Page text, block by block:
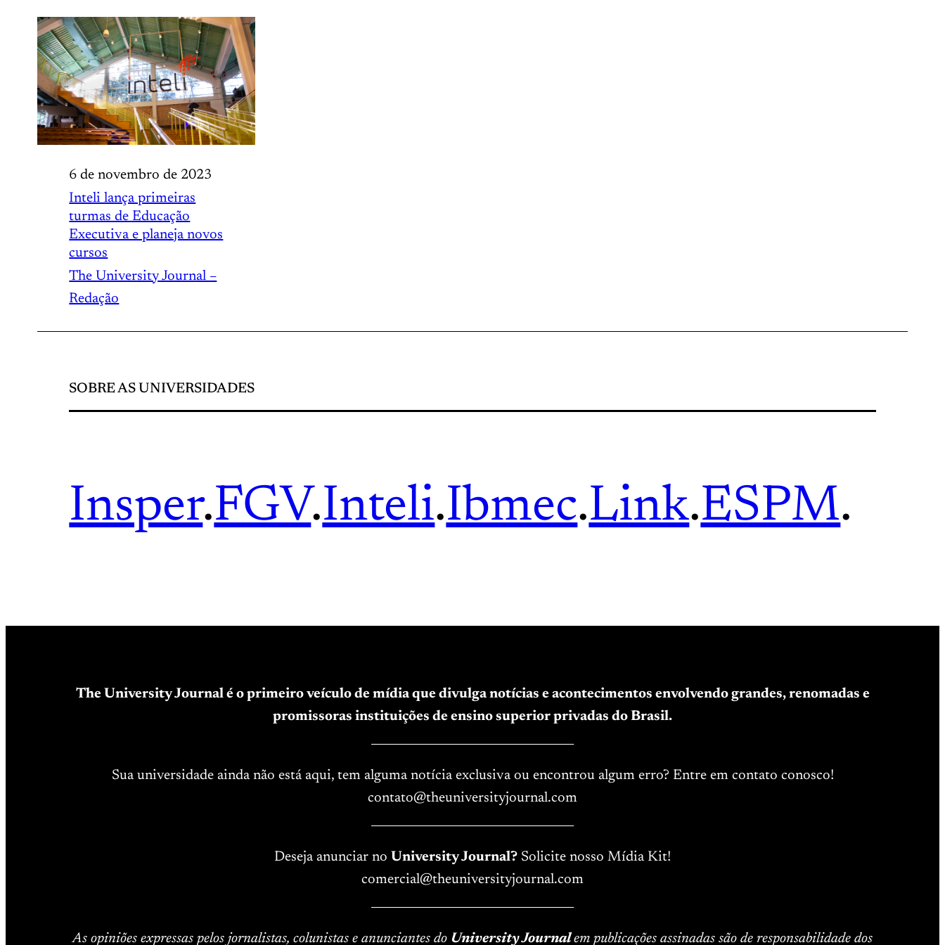
6 de novembro de 2023
Inteli lança primeiras
turmas de Educação
Executiva e planeja novos
cursos
The University Journal –
Redação
SOBRE AS UNIVERSIDADES
Insper.FGV.Inteli.Ibmec.Link.ESPM.
The University Journal é o primeiro veículo de mídia que divulga notícias e acontecimentos envolvendo grandes, renomadas e
promissoras instituições de ensino superior privadas do Brasil.
Sua universidade ainda não está aqui, tem alguma notícia exclusiva ou encontrou algum erro? Entre em contato conosco!
contato@theuniversityjournal.com
Deseja anunciar no University Journal? Solicite nosso Mídia Kit!
comercial@theuniversityjournal.com
As opiniões expressas pelos jornalistas, colunistas e anunciantes do University Journalem publicações assinadas são de responsabilidade dos